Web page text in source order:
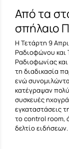
Από τα
σπήλαιο
Η Τετάρτη 9
Ραδιοφώνου και
Ραδιοφωνίας
τη διαδικασία
ενώ
κατέγραψαν
συσκευές
εγκαταστάσεις
το control room,
δελτίο ειδήσεων.